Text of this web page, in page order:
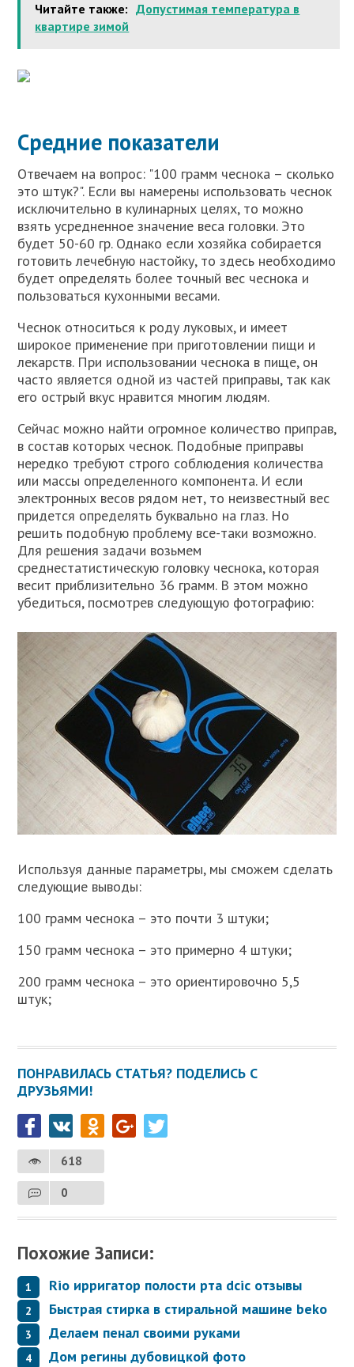
Читайте также: Допустимая температура в
квартире зимой
Средние показатели
Отвечаем на вопрос: "100 грамм чеснока – сколько
это штук?". Если вы намерены использовать чеснок
исключительно в кулинарных целях, то можно
взять усредненное значение веса головки. Это
будет 50-60 гр. Однако если хозяйка собирается
готовить лечебную настойку, то здесь необходимо
будет определять более точный вес чеснока и
пользоваться кухонными весами.
Чеснок относиться к роду луковых, и имеет
широкое применение при приготовлении пищи и
лекарств. При использовании чеснока в пище, он
часто является одной из частей приправы, так как
его острый вкус нравится многим людям.
Сейчас можно найти огромное количество приправ,
в состав которых чеснок. Подобные приправы
нередко требуют строго соблюдения количества
или массы определенного компонента. И если
электронных весов рядом нет, то неизвестный вес
придется определять буквально на глаз. Но
решить подобную проблему все-таки возможно.
Для решения задачи возьмем
среднестатистическую головку чеснока, которая
весит приблизительно 36 грамм. В этом можно
убедиться, посмотрев следующую фотографию:
Используя данные параметры, мы сможем сделать
следующие выводы:
100 грамм чеснока – это почти 3 штуки;
150 грамм чеснока – это примерно 4 штуки;
200 грамм чеснока – это ориентировочно 5,5
штук;
ПОНРАВИЛАСЬ СТАТЬЯ? ПОДЕЛИСЬ С
ДРУЗЬЯМИ!
618
0
Похожие Записи:
Rio ирригатор полости рта dcic отзывы
Быстрая стирка в стиральной машине beko
Делаем пенал своими руками
Дом регины дубовицкой фото